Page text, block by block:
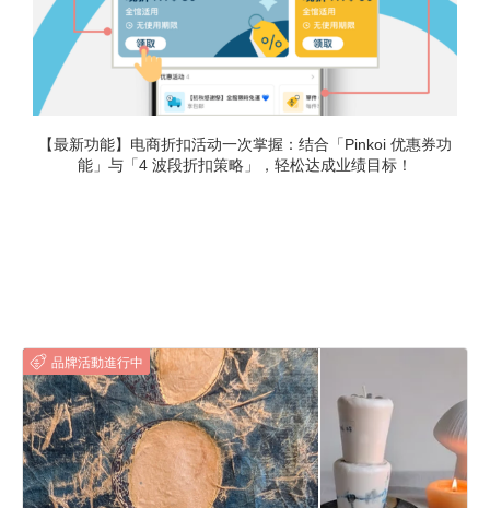
【最新功能】电商折扣活动一次掌握：结合「Pinkoi 优惠券功
能」与「4 波段折扣策略」，轻松达成业绩目标！